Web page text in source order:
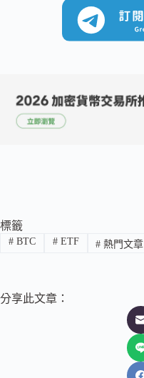
標籤
#BTC #ETF # 熱門文章
分享此文章：